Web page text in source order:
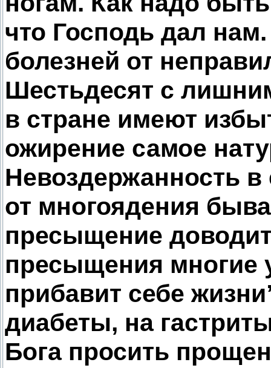
что Господь дал
болезней от
Шестьдесят с
в стране имеют
ожирение самое
Невоздержанность
от многоядения
пресыщение
пресыщения многие
прибавит себе
диабеты, на
Бога просить